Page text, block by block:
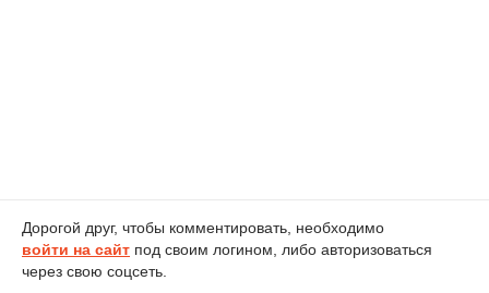
Дорогой друг, чтобы комментировать, необходимо
войти на сайт под своим логином, либо авторизоваться
через свою соцсеть.